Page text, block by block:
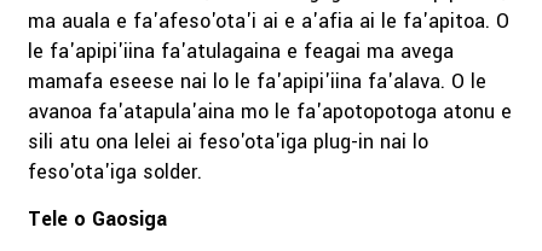
ma auala e fa'afeso'ota'i ai e a'afia ai le fa'apitoa. O
le fa'apipi'iina fa'atulagaina e feagai ma avega
mamafa eseese nai lo le fa'apipi'iina fa'alava. O le
avanoa fa'atapula'aina mo le fa'apotopotoga atonu e
sili atu ona lelei ai feso'ota'iga plug-in nai lo
feso'ota'iga solder.
Tele o Gaosiga